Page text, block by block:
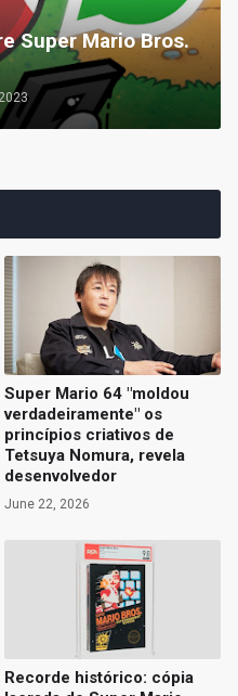
Super Mario Bros.
Super Mario 64 "moldou
verdadeiramente" os
princípios criativos de
Tetsuya Nomura, revela
desenvolvedor
June 22, 2026
Recorde histórico: cópia